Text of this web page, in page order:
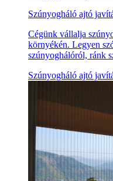
Szúnyogháló ajtó
Cégünk vállalja
környékén. Legyen
szúnyoghálóról, ránk
Szúnyogháló ajtó